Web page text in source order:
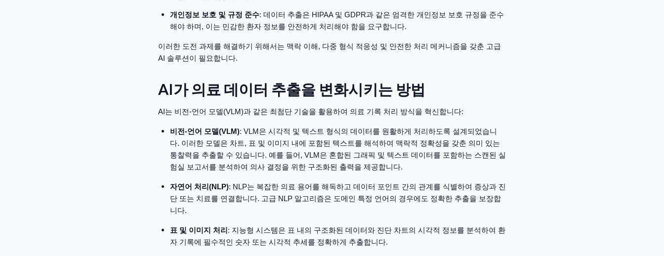
개인정보 보호 및 규정 준수: 데이터 추출은 HIPAA 및 GDPR과 같은 엄격한 개인정보 보호 규정을 준수
해야 하며, 이는 민감한 환자 정보를 안전하게 처리해야 함을 요구합니다.
이러한 도전 과제를 해결하기 위해서는 맥락 이해, 다중 형식 적응성 및 안전한 처리 메커니즘을 갖춘 고급
AI 솔루션이 필요합니다.
AI가 의료 데이터 추출을 변화시키는 방법
AI는 비전-언어 모델(VLM)과 같은 최첨단 기술을 활용하여 의료 기록 처리 방식을 혁신합니다:
비전-언어 모델(VLM): VLM은 시각적 및 텍스트 형식의 데이터를 원활하게 처리하도록 설계되었습니
다. 이러한 모델은 차트, 표 및 이미지 내에 포함된 텍스트를 해석하여 맥락적 정확성을 갖춘 의미 있는
통찰력을 추출할 수 있습니다. 예를 들어, VLM은 혼합된 그래픽 및 텍스트 데이터를 포함하는 스캔된 실
험실 보고서를 분석하여 의사 결정을 위한 구조화된 출력을 제공합니다.
자연어 처리(NLP): NLP는 복잡한 의료 용어를 해독하고 데이터 포인트 간의 관계를 식별하여 증상과 진
단 또는 치료를 연결합니다. 고급 NLP 알고리즘은 도메인 특정 언어의 경우에도 정확한 추출을 보장합
니다.
표 및 이미지 처리: 지능형 시스템은 표 내의 구조화된 데이터와 진단 차트의 시각적 정보를 분석하여 환
자 기록에 필수적인 숫자 또는 시각적 추세를 정확하게 추출합니다.